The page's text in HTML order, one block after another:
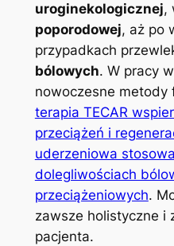
uroginekologicznej,
poporodowej, aż po
przypadkach
bólowych. W pracy
nowoczesne metody
terapia TECAR
przeciążeń i
uderzeniowa
dolegliwościach
przeciążeniowych.
zawsze holistyczne i
pacjenta.